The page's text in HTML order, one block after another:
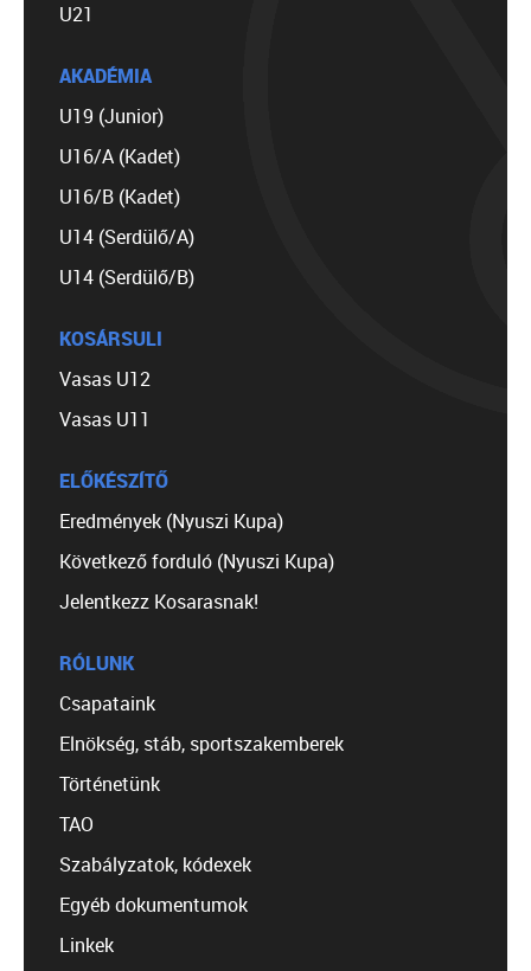
U21
AKADÉMIA
U19 (Junior)
U16/A (Kadet)
U16/B (Kadet)
U14 (Serdülő/A)
U14 (Serdülő/B)
KOSÁRSULI
Vasas U12
Vasas U11
ELŐKÉSZÍTŐ
Eredmények (Nyuszi Kupa)
Következő forduló (Nyuszi Kupa)
Jelentkezz Kosarasnak!
RÓLUNK
Csapataink
Elnökség, stáb, sportszakemberek
Történetünk
TAO
Szabályzatok, kódexek
Egyéb dokumentumok
Linkek